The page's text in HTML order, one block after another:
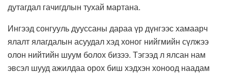
дутагдал гачигдлын тухай мартана.
Ингээд сонгууль дууссаны дараа үр дүнгээс хамаарч
ялалтялагдалын асуудал хэд хоног нийгмийн сүлжээ
олон нийтийн шуум болох бизээ. Тэгээд л ялсан нам
эвсэл шууд ажилдаа орох биш хэдхэн хоноод наадам